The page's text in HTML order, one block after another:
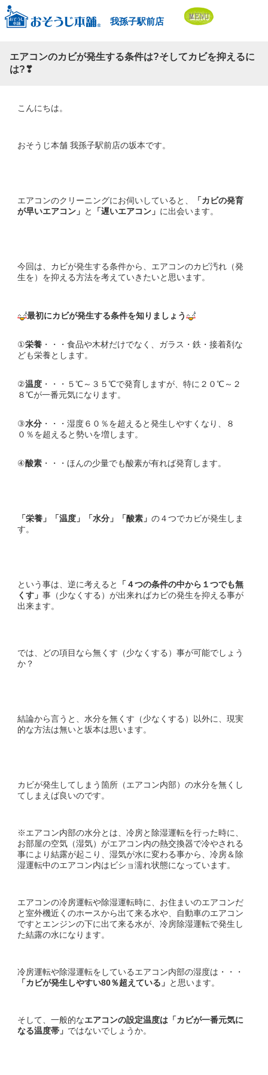
我孫子駅前店
エアコンのカビが発生する条件は?そしてカビを抑えるに
は?❣
こんにちは。
おそうじ本舗 我孫子駅前店の坂本です。
エアコンのクリーニングにお伺いしていると、
「カビの発育
が早いエアコン」 と 「遅いエアコン」 に出会います。
今回は、カビが発生する条件から、エアコンのカビ汚れ（発
生を）を抑える方法を考えていきたいと思います。
最初にカビが発生する条件を知りましょう
①栄養 ・・・食品や木材だけでなく、ガラス・鉄・接着剤な
ども栄養とします。
②温度 ・・・５℃～３５℃で発育しますが、特に２０℃～２
８℃が一番元気になります。
③水分 ・・・湿度６０％を超えると発生しやすくなり、８
０％を超えると勢いを増します。
④酸素 ・・・ほんの少量でも酸素が有れば発育します。
「栄養」「温度」「水分」「酸素」 の４つでカビが発生しま
す。
という事は、逆に考えると
「４つの条件の中から１つでも無
くす」 事（少なくする）が出来ればカビの発生を抑える事が
出来ます。
では、どの項目なら無くす（少なくする）事が可能でしょう
か？
結論から言うと、水分を無くす（少なくする）以外に、現実
的な方法は無いと坂本は思います。
カビが発生してしまう箇所（エアコン内部）の水分を無くし
てしまえば良いのです。
※エアコン内部の水分とは、冷房と除湿運転を行った時に、
お部屋の空気（湿気）がエアコン内の熱交換器で冷やされる
事により結露が起こり、湿気が水に変わる事から、冷房＆除
湿運転中のエアコン内はビショ濡れ状態になっています。
エアコンの冷房運転や除湿運転時に、お住まいのエアコンだ
と室外機近くのホースから出て来る水や、自動車のエアコン
ですとエンジンの下に出て来る水が、冷房除湿運転で発生し
た結露の水になります。
冷房運転や除湿運転をしているエアコン内部の湿度は・・・
「カビが発生しやすい80％超えている」 と思います。
そして、一般的なエアコンの設定温度は「カビが一番元気に
なる温度帯」 ではないでしょうか。